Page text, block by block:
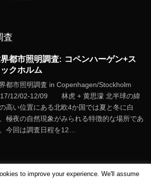
査
都市照明調査: コペンハーゲン+ス
ックホルム
都市照明調査 in Copenhagen/Stockholm
12/02-12/09 林虎 + 黄思濛 北半球の緯
高い位置にある北欧4か国では夏と冬に白
極夜の自然現象がみられる特徴的な場所であ
今回は調査日程を12…
to improve your experience. We'll assume